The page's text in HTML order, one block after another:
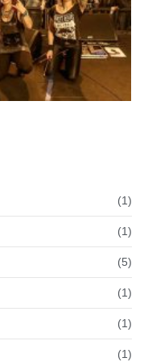
(1)
(1)
(5)
(1)
(1)
(1)